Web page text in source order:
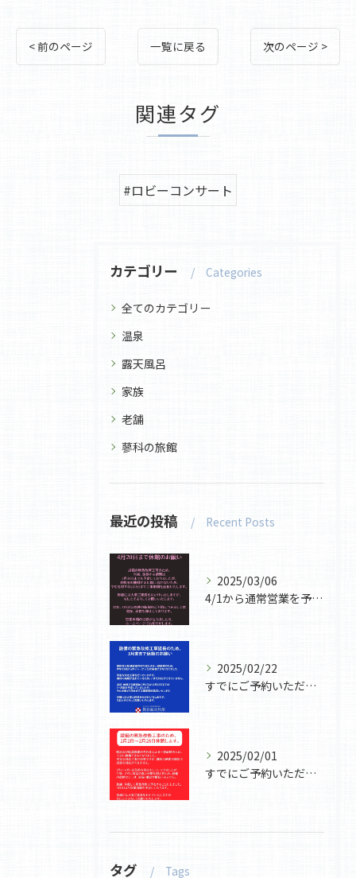
< 前のページ 一覧に戻る 次のページ >
関連タグ
#ロビーコンサート
カテゴリー Categories
全てのカテゴリー
温泉
露天風呂
家族
老舗
蓼科の旅館
最近の投稿 Recent Posts
2025/03/06
4/1から通常営業を予定しておりましたが、ボイラーの修復用機...
2025/02/22
すでにご予約いただいていたお客様には大変なご迷惑と心配をおか...
2025/02/01
すでにご予約いただいていたお客様には
タグ Tags